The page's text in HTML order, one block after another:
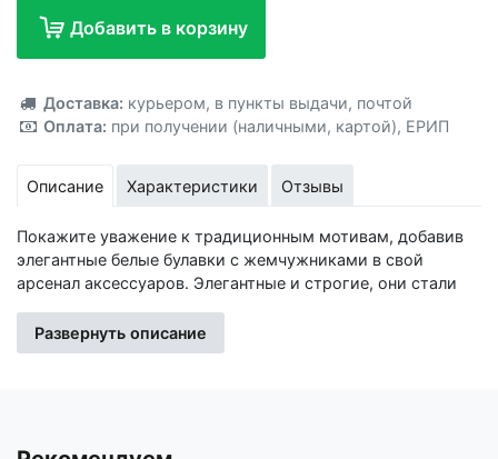
Добавить в корзину
Добавлено!
Доставка: курьером, в пункты выдачи, почтой
Оплата: при получении (наличными, картой), ЕРИП
Описание Характеристики Отзывы
Покажите уважение к традиционным мотивам, добавив
элегантные белые булавки с жемчужниками в свой
арсенал аксессуаров. Элегантные и строгие, они стали
подчеркивающим статус и высокий вкус.
Характеристика аксессуара: Символизм:
Металлическая основа: Благодаря качественной
Развернуть описание